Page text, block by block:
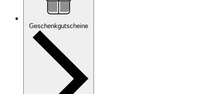
Geschenkgutscheine